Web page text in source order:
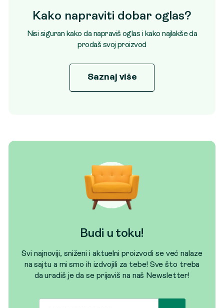
Kako napraviti dobar oglas?
Nisi siguran kako da napraviš oglas i kako najlakše da
prodaš svoj proizvod
Saznaj više
Budi u toku!
Svi najnoviji, sniženi i aktuelni proizvodi se već nalaze
na sajtu a mi smo ih izdvojili za tebe! Sve što treba
da uradiš je da se prijaviš na naš Newsletter!